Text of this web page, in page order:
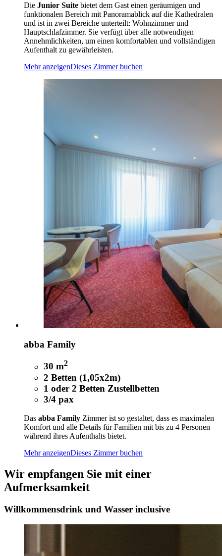
Die Junior Suite bietet dem Gast einen geräumigen und
funktionalen Bereich mit Panoramablick auf die Kathedralen
und ist in zwei Bereiche unterteilt: Wohnzimmer und
Hauptschlafzimmer. Sie verfügt über alle notwendigen
Annehmlichkeiten, um einen komfortablen und vollständigen
Aufenthalt zu gewährleisten.
Mehr anzeigenDieses Zimmer buchen
abba Family
30 m2
2 Betten (1,05x2m)
1 oder 2 Betten Zustellbetten
3/4 pax
Das abba Family Zimmer ist so gestaltet, dass es maximalen
Komfort und alle Details für Familien mit bis zu 4 Personen
während ihres Aufenthalts bietet.
Mehr anzeigenDieses Zimmer buchen
Wir empfangen Sie mit einer
Aufmerksamkeit
Willkommensdrink und Wasser inclusive